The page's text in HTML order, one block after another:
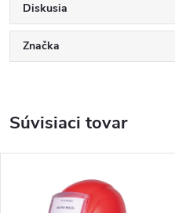
Diskusia
Značka
Súvisiaci tovar